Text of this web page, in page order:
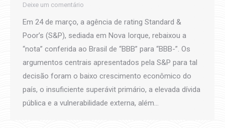
Deixe um comentário
Em 24 de março, a agência de rating Standard &
Poor’s (S&P), sediada em Nova Iorque, rebaixou a
“nota” conferida ao Brasil de “BBB” para “BBB-”. Os
argumentos centrais apresentados pela S&P para tal
decisão foram o baixo crescimento econômico do
país, o insuficiente superávit primário, a elevada dívida
pública e a vulnerabilidade externa, além…